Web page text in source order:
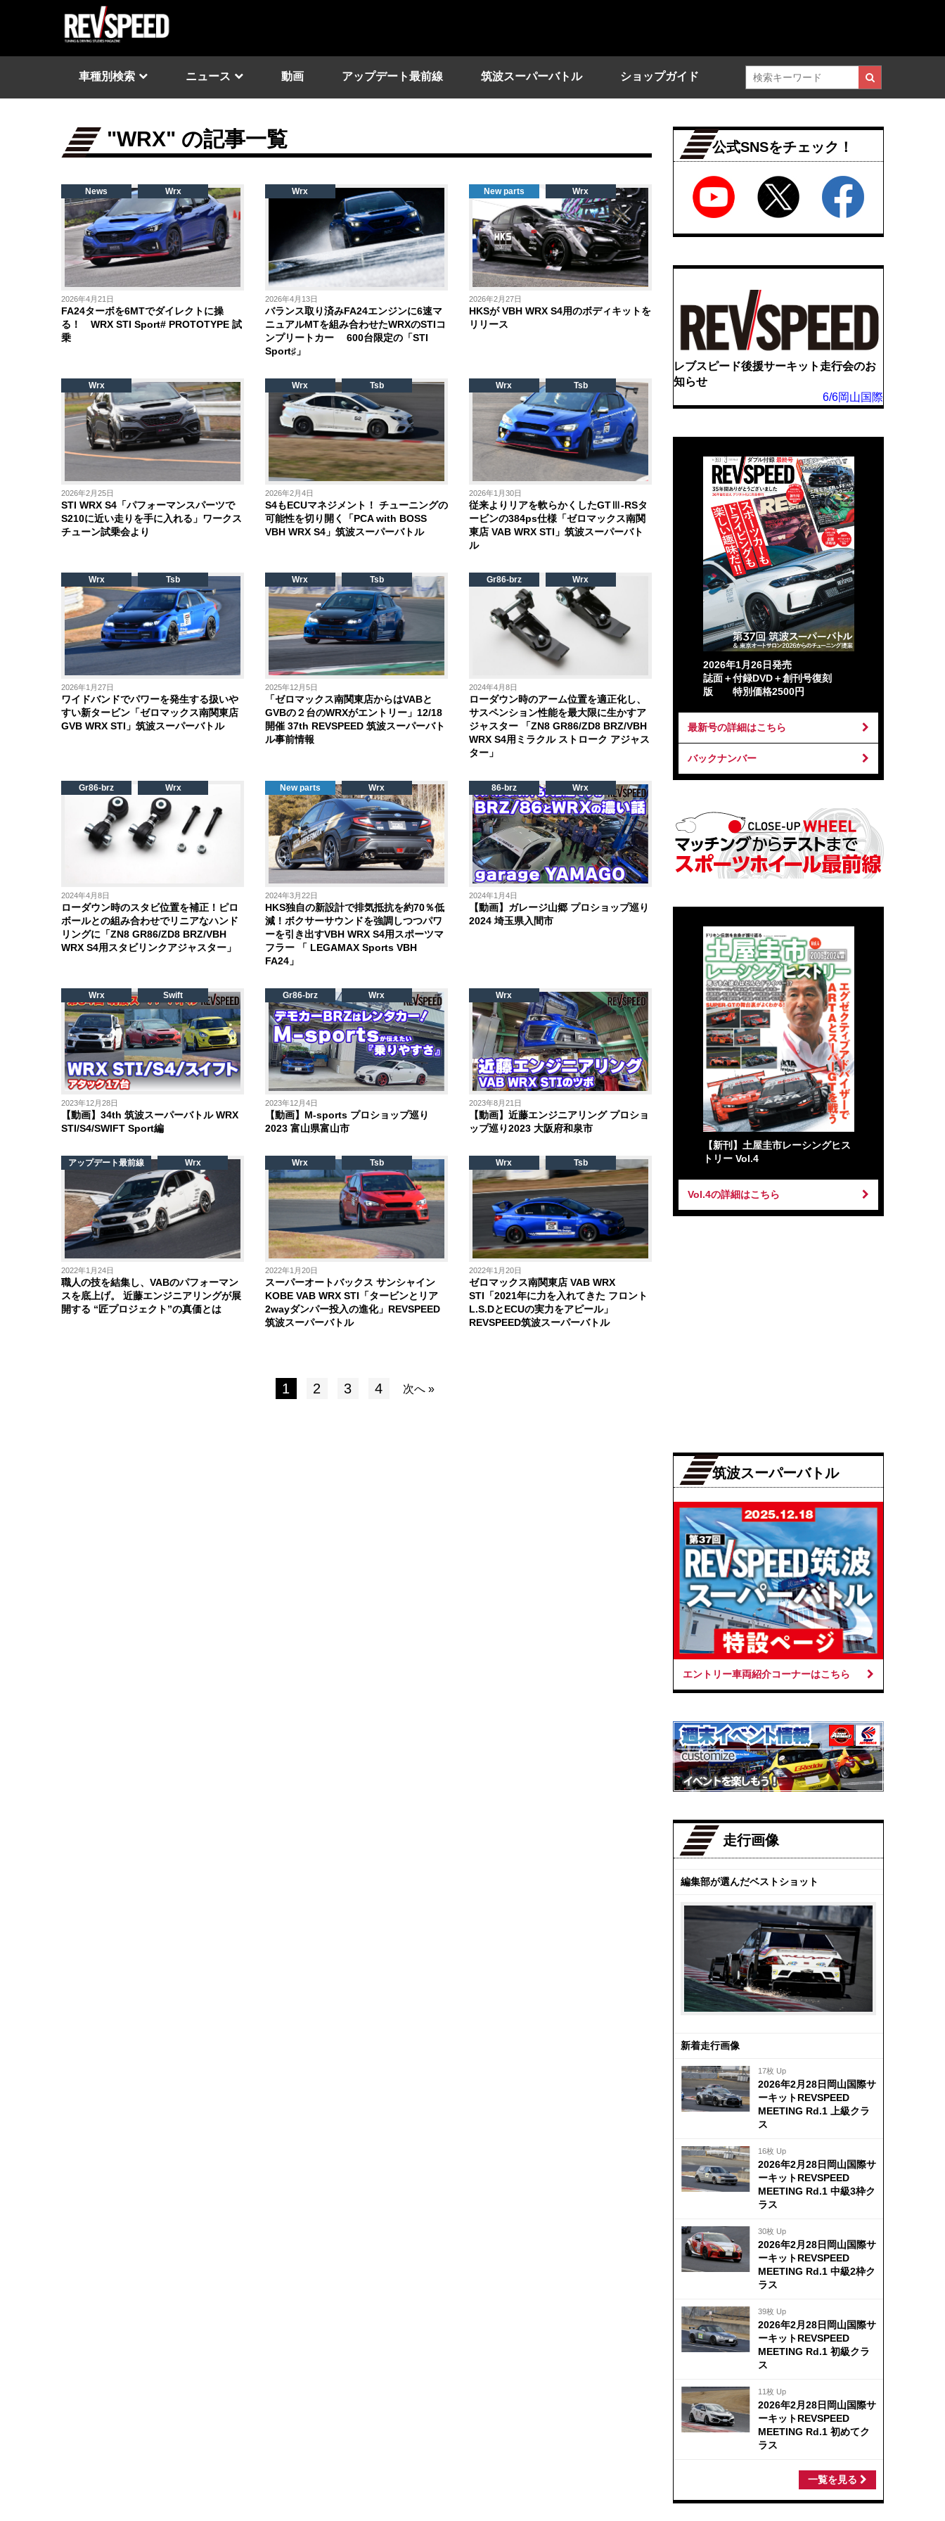
車種別検索 ニュース 動画 アップデート最前線 筑波スーパーバトル ショップガイド
"WRX" の記事一覧
2026年4月21日
FA24ターボを6MTでダイレクトに操
る！ WRX STI Sport# PROTOTYPE 試
乗
News Wrx
2026年4月13日
バランス取り済みFA24エンジンに6速マ
ニュアルMTを組み合わせたWRXのSTIコ
ンプリートカー 600台限定の「STI
Sport♯」
Wrx
2026年2月27日
HKSが VBH WRX S4用のボディキットを
リリース
New parts Wrx
2026年2月25日
STI WRX S4「パフォーマンスパーツで
S210に近い走りを手に入れる」ワークス
チューン試乗会より
Wrx
2026年2月4日
S4もECUマネジメント！ チューニングの
可能性を切り開く「PCA with BOSS
VBH WRX S4」筑波スーパーバトル
Wrx Tsb
2026年1月30日
従来よりリアを軟らかくしたGTⅢ-RSタ
ービンの384ps仕様「ゼロマックス南関
東店 VAB WRX STI」筑波スーパーバト
ル
Wrx Tsb
2026年1月27日
ワイドバンドでパワーを発生する扱いや
すい新タービン「ゼロマックス南関東店
GVB WRX STI」筑波スーパーバトル
Wrx Tsb
2025年12月5日
「ゼロマックス南関東店からはVABと
GVBの２台のWRXがエントリー」12/18
開催 37th REVSPEED 筑波スーパーバト
ル事前情報
Wrx Tsb
2024年4月8日
ローダウン時のアーム位置を適正化し、
サスペンション性能を最大限に生かすア
ジャスター 「ZN8 GR86/ZD8 BRZ/VBH
WRX S4用ミラクル ストローク アジャス
ター」
Gr86-brz Wrx
2024年4月8日
ローダウン時のスタビ位置を補正！ピロ
ボールとの組み合わせでリニアなハンド
リングに「ZN8 GR86/ZD8 BRZ/VBH
WRX S4用スタビリンクアジャスター」
Gr86-brz Wrx
2024年3月22日
HKS独自の新設計で排気抵抗を約70％低
減！ボクサーサウンドを強調しつつパワ
ーを引き出すVBH WRX S4用スポーツマ
フラー 「 LEGAMAX Sports VBH
FA24」
New parts Wrx
2024年1月4日
【動画】ガレージ山郷 プロショップ巡り
2024 埼玉県入間市
86-brz Wrx
2023年12月28日
【動画】34th 筑波スーパーバトル WRX
STI/S4/SWIFT Sport編
Wrx Swift
2023年12月4日
【動画】M-sports プロショップ巡り
2023 富山県富山市
Gr86-brz Wrx
2023年8月21日
【動画】近藤エンジニアリング プロショ
ップ巡り2023 大阪府和泉市
Wrx
2022年1月24日
職人の技を結集し、VABのパフォーマン
スを底上げ。 近藤エンジニアリングが展
開する “匠プロジェクト”の真価とは
アップデート最前線 Wrx
2022年1月20日
スーパーオートバックス サンシャイン
KOBE VAB WRX STI「タービンとリア
2wayダンパー投入の進化」REVSPEED
筑波スーパーバトル
Wrx Tsb
2022年1月20日
ゼロマックス南関東店 VAB WRX
STI「2021年に力を入れてきた フロント
L.S.DとECUの実力をアピール」
REVSPEED筑波スーパーバトル
Wrx Tsb
1 2 3 4 次へ »
公式SNSをチェック！
レブスピード後援サーキット走行会のお
知らせ
6/6岡山国際
2026年1月26日発売
誌面＋付録DVD＋創刊号復刻
版 特別価格2500円
最新号の詳細はこちら
バックナンバー
【新刊】土屋圭市レーシングヒス
トリー Vol.4
Vol.4の詳細はこちら
筑波スーパーバトル
エントリー車両紹介コーナーはこちら
走行画像
編集部が選んだベストショット
新着走行画像
17枚 Up
2026年2月28日岡山国際サ
ーキットREVSPEED
MEETING Rd.1 上級クラ
ス
16枚 Up
2026年2月28日岡山国際サ
ーキットREVSPEED
MEETING Rd.1 中級3枠ク
ラス
30枚 Up
2026年2月28日岡山国際サ
ーキットREVSPEED
MEETING Rd.1 中級2枠ク
ラス
39枚 Up
2026年2月28日岡山国際サ
ーキットREVSPEED
MEETING Rd.1 初級クラ
ス
11枚 Up
2026年2月28日岡山国際サ
ーキットREVSPEED
MEETING Rd.1 初めてク
ラス
一覧を見る